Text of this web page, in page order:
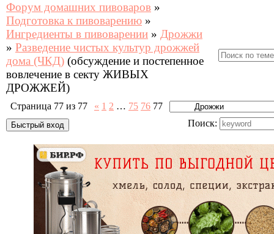
Форум домашних пивоваров »
Подготовка к пивоварению »
Ингредиенты в пивоварении » Дрожжи
» Разведение чистых культур дрожжей
дома (ЧКД) (обсуждение и постепенное
вовлечение в секту ЖИВЫХ
ДРОЖЖЕЙ)
Страница 77 из 77 « 1 2 … 75 76 77
Поиск: